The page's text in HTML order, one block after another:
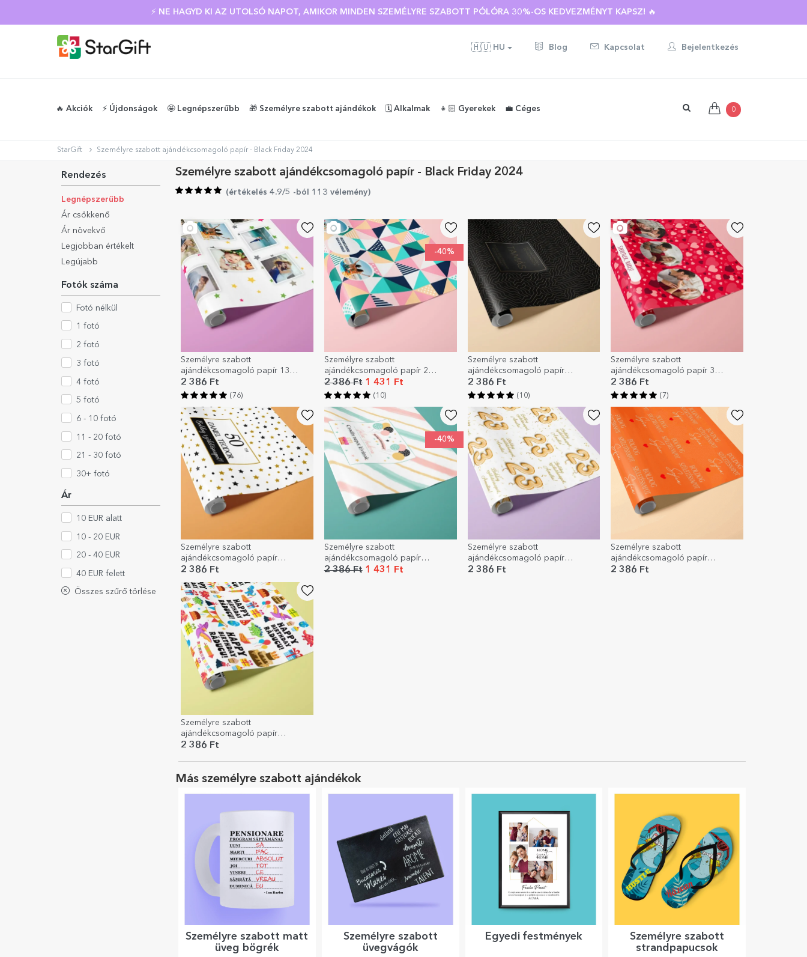
⚡ NE HAGYD KI AZ UTOLSÓ NAPOT, AMIKOR MINDEN SZEMÉLYRE SZABOTT PÓLÓRA 30%-OS KEDVEZMÉNYT KAPSZ! 🔥
NYÁRI KIÁRUSÍTÁS 🌴 AKÁR 40%-OS KEDVEZMÉNY TÖBB MINT 100 SZEMÉLYRE SZABOTT AJÁNDÉKRA ☀️
🇭🇺 HU Blog Kapcsolat Bejelentkezés
🔥 Akciók ⚡️ Újdonságok 🤩 Legnépszerűbb 🎁 Személyre szabott ajándékok 🗓️ Alkalmak 👧🏻 Gyerekek 💼 Céges 0
StarGift Személyre szabott ajándékcsomagoló papír - Black Friday 2024
Rendezés
Legnépszerűbb
Ár csökkenő
Ár növekvő
Legjobban értékelt
Legújabb
Fotók száma
Fotó nélkül
1 fotó
2 fotó
3 fotó
4 fotó
5 fotó
6 - 10 fotó
11 - 20 fotó
21 - 30 fotó
30+ fotó
Ár
10 EUR alatt
10 - 20 EUR
20 - 40 EUR
40 EUR felett
Összes szűrő törlése
Személyre szabott ajándékcsomagoló papír - Black Friday 2024
(értékelés 4.9/5 -ból 113 vélemény)
Személyre szabott
ajándékcsomagoló papír 13
fotóval, színes csillagokkal
díszített háttérrel
2 386 Ft
(76)
-40%
Személyre szabott
ajándékcsomagoló papír 2
fotóval és szöveggel
2 386 Ft1 431 Ft
(10)
Személyre szabott
ajándékcsomagoló papír
szöveggel - Fekete és arany
2 386 Ft
(10)
Személyre szabott
ajándékcsomagoló papír 3
fotóval és szöveggel - Szívek
2 386 Ft
(7)
Személyre szabott
ajándékcsomagoló papír
szöveggel - Ma van a
2 386 Ft
-40%
Személyre szabott
ajándékcsomagoló papír
szöveggel - Gyerekek
2 386 Ft1 431 Ft
Személyre szabott
ajándékcsomagoló papír
szöveggel - Lufik neked
2 386 Ft
Személyre szabott
ajándékcsomagoló papír
szöveggel - Egyszerű
2 386 Ft
Személyre szabott
ajándékcsomagoló papír
szöveggel - Dinosaur Party
2 386 Ft
Más személyre szabott ajándékok
Személyre szabott matt
üveg bögrék
Személyre szabott
üvegvágók
Egyedi festmények
Személyre szabott
strandpapucsok